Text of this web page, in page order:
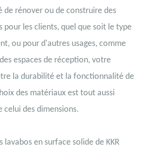
de rénover ou de construire des
pour les clients, quel que soit le type
ou pour d'autres usages, comme
espaces de réception, votre
la durabilité et la fonctionnalité de
des matériaux est tout aussi
celui des dimensions.
lavabos en surface solide de KKR